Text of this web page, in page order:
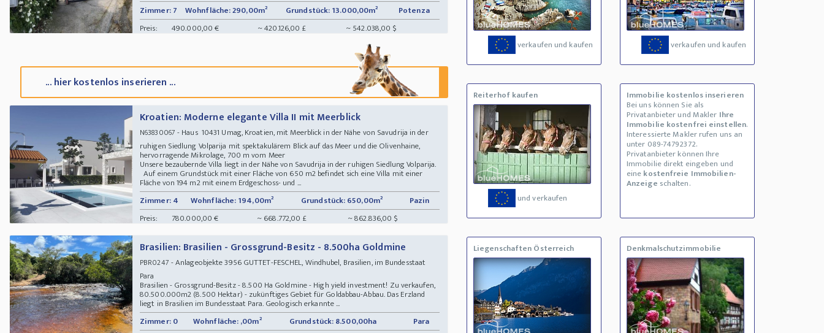
Zimmer: 7
Wohnfläche: 290,00m² Grundstück: 13.000,00m²
Potenza
Preis:
490.000,00 € ~ 420.126,00 £ ~ 542.038,00 $
... hier kostenlos inserieren ...
Kroatien: Moderne elegante Villa II mit Meerblick
N63830067 - Haus 10431 Umag, Kroatien, mit Meerblick in der Nähe von Savudrija in der
ruhigen Siedlung Volparija mit spektakulärem Blick auf das Meer und die Olivenhaine,
hervorragende Mikrolage, 700 m vom Meer
Unsere bezaubernde Villa liegt in der Nähe von Savudrija in der ruhigen Siedlung Volparija.
Auf einem Grundstück mit einer Fläche von 650 m2 befindet sich eine Villa mit einer
Fläche von 194 m2 mit einem Erdgeschoss- und ...
Zimmer: 4
Wohnfläche: 194,00m² Grundstück: 650,00m²
Pazin
Preis:
780.000,00 € ~ 668.772,00 £ ~ 862.836,00 $
Brasilien: Brasilien - Grossgrund-Besitz - 8.500ha Goldmine
PBR0247 - Anlageobjekte 3956 GUTTET-FESCHEL, Windhubel, Brasilien, im Bundesstaat
Para
Brasilien - Grossgrund-Besitz - 8.500 Ha Goldmine - High yield investment! Zu verkaufen,
80.500.000m2 (8.500 Hektar) - zukünftiges Gebiet für Goldabbau-Abbau. Das Erzland
liegt in Brasilien im Bundesstaat Para. Geologisch erkannte ...
Zimmer: 0
Wohnfläche: ,00m² Grundstück: 8.500,00ha
Para
verkaufen und kaufen verkaufen und kaufen
Reiterhof kaufen
und verkaufen
Immobilie kostenlos inserieren
Bei uns können Sie als
Privatanbieter und Makler Ihre
Immobilie kostenfrei einstellen.
Interessierte Makler rufen uns an
unter 089-74792372.
Privatanbieter können Ihre
Immobilie direkt eingeben und
einekostenfreie Immobilien-
Anzeige schalten.
Liegenschaften Österreich Denkmalschutzimmobilie